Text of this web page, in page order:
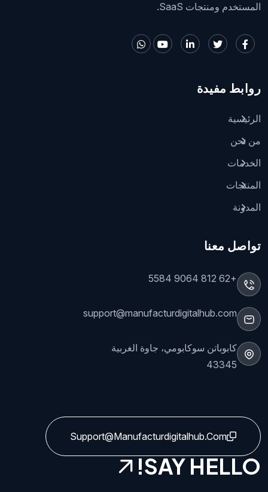
المستخدم ومنتجات SaaS.
روابط مفيدة
الرئيسية
من نحن
الخدمات
المنتجات
المدونة
تواصل معنا
+62 812 9064 5584
support@manufacturdigitalhub.com
كابوباتن سوكابومي، جاوة الغربية
43345
Support@manufacturdigitalhub.com
SAY HELLO!